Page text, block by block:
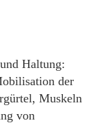
Haltung:
der
Muskeln
von